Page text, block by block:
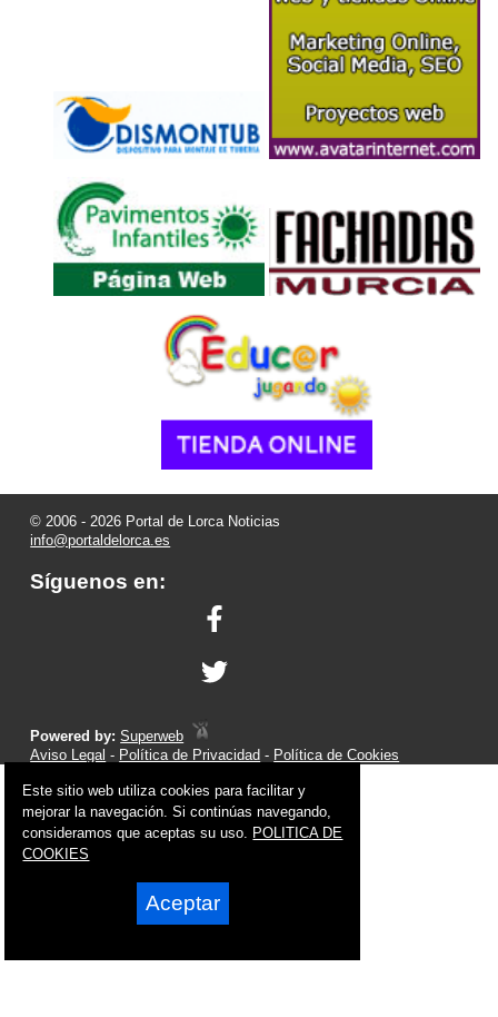
© 2006 - 2026 Portal de Lorca Noticias
info@portaldelorca.es
Síguenos en:
Powered by:Superweb
Aviso Legal - Política de Privacidad - Política de Cookies
Este sitio web utiliza cookies para facilitar y
mejorar la navegación. Si continúas navegando,
consideramos que aceptas su uso. POLITICA DE
COOKIES
Aceptar